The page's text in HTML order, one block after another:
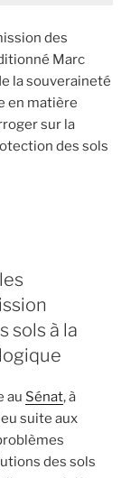
des
Marc
la souveraineté
en matière
sur la
des sols
sols à la
au Sénat, à
suite aux
des sols